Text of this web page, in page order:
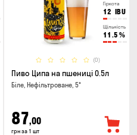
Гіркота
12 IBU
Щільність
11.5 %
(0)
Пиво Ципа на пшениці 0.5л
Біле, Нефільтроване, 5°
87,00
грн за 1 шт